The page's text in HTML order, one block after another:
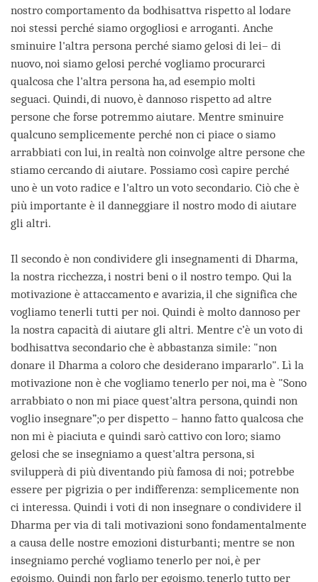
nostro comportamento da bodhisattva rispetto al lodare
noi stessi perché siamo orgogliosi e arroganti. Anche
sminuire l'altra persona perché siamo gelosi di lei– di
nuovo, noi siamo gelosi perché vogliamo procurarci
qualcosa che l'altra persona ha, ad esempio molti
seguaci. Quindi, di nuovo, è dannoso rispetto ad altre
persone che forse potremmo aiutare. Mentre sminuire
qualcuno semplicemente perché non ci piace o siamo
arrabbiati con lui, in realtà non coinvolge altre persone che
stiamo cercando di aiutare. Possiamo così capire perché
uno è un voto radice e l'altro un voto secondario. Ciò che è
più importante è il danneggiare il nostro modo di aiutare
gli altri.
Il secondo è non condividere gli insegnamenti di Dharma,
la nostra ricchezza, i nostri beni o il nostro tempo. Qui la
motivazione è attaccamento e avarizia, il che significa che
vogliamo tenerli tutti per noi. Quindi è molto dannoso per
la nostra capacità di aiutare gli altri. Mentre c’è un voto di
bodhisattva secondario che è abbastanza simile: "non
donare il Dharma a coloro che desiderano impararlo". Lì la
motivazione non è che vogliamo tenerlo per noi, ma è "Sono
arrabbiato o non mi piace quest'altra persona, quindi non
voglio insegnare”;o per dispetto – hanno fatto qualcosa che
non mi è piaciuta e quindi sarò cattivo con loro; siamo
gelosi che se insegniamo a quest'altra persona, si
svilupperà di più diventando più famosa di noi; potrebbe
essere per pigrizia o per indifferenza: semplicemente non
ci interessa. Quindi i voti di non insegnare o condividere il
Dharma per via di tali motivazioni sono fondamentalmente
a causa delle nostre emozioni disturbanti; mentre se non
insegniamo perché vogliamo tenerlo per noi, è per
egoismo. Quindi non farlo per egoismo, tenerlo tutto per